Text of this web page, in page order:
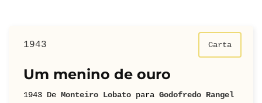
1943 Carta
Um menino de ouro
1943 De Monteiro Lobato para Godofredo Rangel